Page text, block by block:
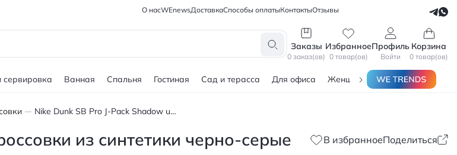
О насWEnewsДоставкаСпособы оплатыКонтактыОтзывы
Заказы
0 заказ(ов)
Избранное
0 товар(ов)
Профиль
Войти
Корзина
0 товар(ов)
сервировка Ванная Спальня Гостиная Сад и терасса Для офиса Женщинам Мужчинам
Nike Dunk SB Pro J-Pack Shadow unisex кроссовки из синтетики черно-серые
из синтетики черно-серые В избранноеПоделиться